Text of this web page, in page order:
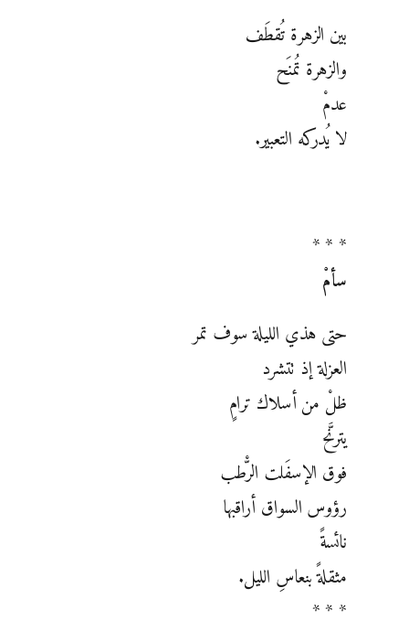
بين الزهرة تُقطَف ‏
والزهرة تُمنَح
عدمْ
لا يُدركه التعبير.
* * *
سأمْ
حتى هذي الليلة سوف تمر
العزلة إذ تتشرد
ظلْ من أسلاك ترام‏ٍ
يترنَّح
فوق الإسفَلت الرّْطب
رؤوس السواق أراقبها ‏
نائسةً
مثقلةً بنعاسِ الليل.‏
* * *